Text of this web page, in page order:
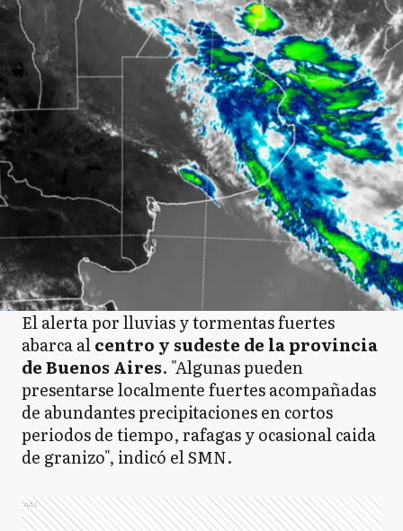
El alerta por lluvias y tormentas fuertes
abarca alcentro y sudeste de la provincia
de Buenos Aires. "Algunas pueden
presentarse localmente fuertes acompañadas
de abundantes precipitaciones en cortos
periodos de tiempo, rafagas y ocasional caida
de granizo", indicó el SMN.
Ads